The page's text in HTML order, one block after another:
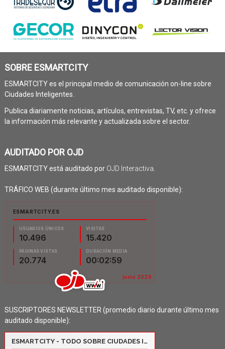
SOBRE ESMARTCITY
ESMARTCITY es el principal medio de comunicación on-line sobre
Ciudades Inteligentes.
Publica diariamente noticias, artículos, entrevistas, TV, etc. y ofrece
la información más relevante y actualizada sobre el sector.
AUDITADO POR OJD
ESMARTCITY está auditado por OJD Interactiva
TRÁFICO WEB (durante último mes auditado disponible):
SUSCRIPTORES NEWSLETTER (promedio diario durante último mes
auditado disponible):